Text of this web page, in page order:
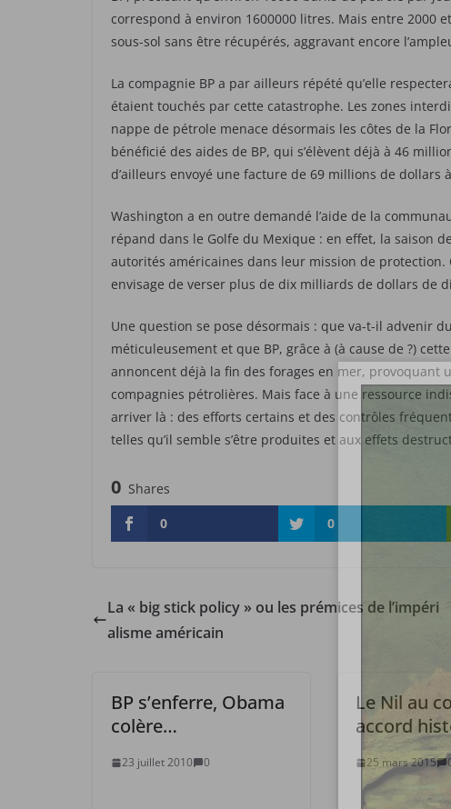
correspond à environ 1600000 litres. Mais entre 2000
sous-sol sans être récupérés, aggravant encore
La compagnie BP a par ailleurs répété qu’elle
étaient touchés par cette catastrophe. Les zones
nappe de pétrole menace désormais les côtes de la
bénéficié des aides de BP, qui s’élèvent déjà à 46
d’ailleurs envoyé une facture de 69 millions de dollars
Washington a en outre demandé l’aide de la
répand dans le Golfe du Mexique : en effet, la saison
autorités américaines dans leur mission de protection.
envisage de verser plus de dix milliards de dollars de
Une question se pose désormais : que va-t-il advenir
méticuleusement et que BP, grâce à (à cause de ?)
annoncent déjà la fin des forages en mer, provoquant
compagnies pétrolières. Mais face à une ressource
arriver là : des efforts certains et des contrôles
telles qu’il semble s’être produites et aux effets
0 Shares
0
0
La « big stick policy » ou les prémices de l’impéri
alisme américain
BP s’enferre, Obama
colère…
23 juillet 2010 0
Le Nil au
accord
25 mars 2015